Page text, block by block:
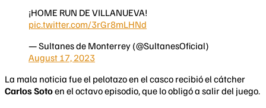
¡HOME RUN DE VILLANUEVA!
pic.twitter.com/3rGr8mLHNd
— Sultanes de Monterrey (@SultanesOficial)
August 17, 2023
La mala noticia fue el pelotazo en el casco recibió el cátcher
Carlos Sotoen el octavo episodio, que lo obligó a salir del juego.